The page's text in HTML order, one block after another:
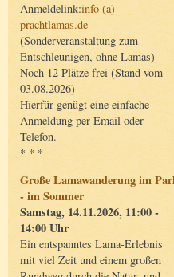
Anmeldelink:info (a)
prachtlamas.de
(Sonderveranstaltung zum
Entschleunigen, ohne Lamas)
Noch 12 Plätze frei (Stand vom
03.08.2026)
Hierfür genügt eine einfache
Anmeldung per Email oder
Telefon.
* * *
Große Lamawanderung im
- im Sommer
Samstag, 14.11.2026, 11:00 -
14:00 Uhr
Ein entspanntes Lama-Erlebnis
mit viel Zeit und einem großen